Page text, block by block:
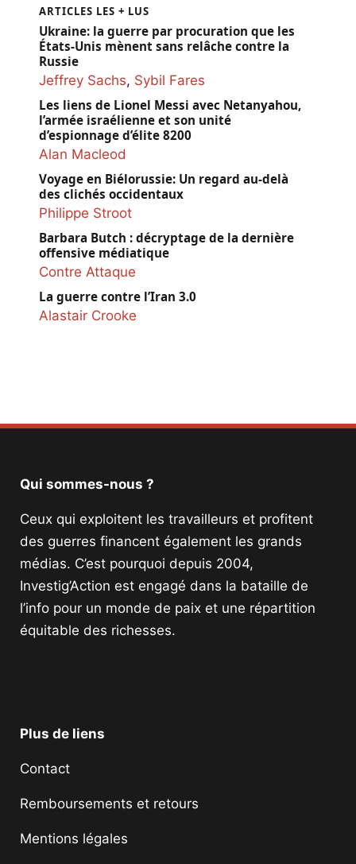
ARTICLES LES + LUS
Ukraine: la guerre par procuration que les
États-Unis mènent sans relâche contre la
Russie
Jeffrey Sachs, Sybil Fares
Les liens de Lionel Messi avec Netanyahou,
l’armée israélienne et son unité
d’espionnage d’élite 8200
Alan Macleod
Voyage en Biélorussie: Un regard au-delà
des clichés occidentaux
Philippe Stroot
Barbara Butch : décryptage de la dernière
offensive médiatique
Contre Attaque
La guerre contre l’Iran 3.0
Alastair Crooke
Qui sommes-nous ?
Ceux qui exploitent les travailleurs et profitent
des guerres financent également les grands
médias. C’est pourquoi depuis 2004,
Investig’Action est engagé dans la bataille de
l’info pour un monde de paix et une répartition
équitable des richesses.
Plus de liens
Contact
Remboursements et retours
Mentions légales